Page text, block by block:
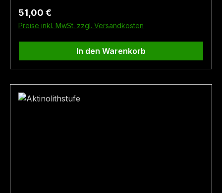
Regulärer Preis:
51,00 €
Preise inkl. MwSt. zzgl. Versandkosten
In den Warenkorb